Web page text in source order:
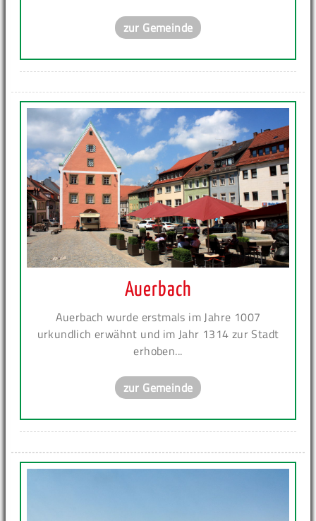
zur Gemeinde
Auerbach
Auerbach wurde erstmals im Jahre 1007
urkundlich erwähnt und im Jahr 1314 zur Stadt
erhoben...
zur Gemeinde